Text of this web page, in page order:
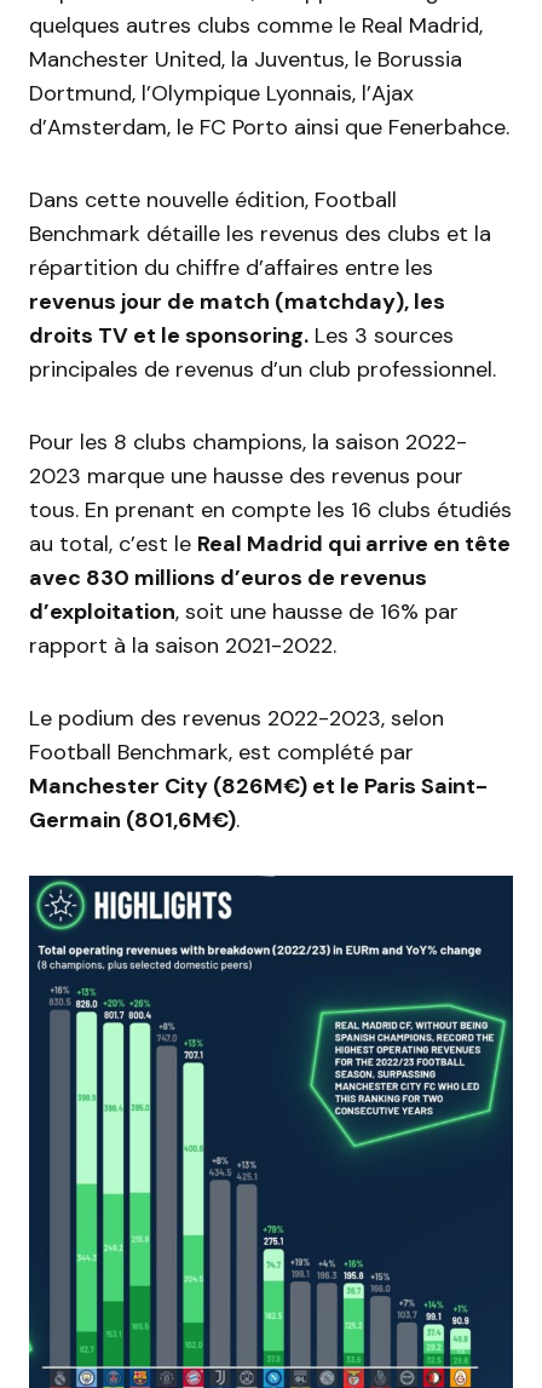
quelques autres clubs comme le Real Madrid,
Manchester United, la Juventus, le Borussia
Dortmund, l’Olympique Lyonnais, l’Ajax
d’Amsterdam, le FC Porto ainsi que Fenerbahce.
Dans cette nouvelle édition, Football
Benchmark détaille les revenus des clubs et la
répartition du chiffre d’affaires entre les
revenus jour de match (matchday), les
droits TV et le sponsoring. Les 3 sources
principales de revenus d’un club professionnel.
Pour les 8 clubs champions, la saison 2022-
2023 marque une hausse des revenus pour
tous. En prenant en compte les 16 clubs étudiés
au total, c’est le Real Madrid qui arrive en tête
avec 830 millions d’euros de revenus
d’exploitation, soit une hausse de 16% par
rapport à la saison 2021-2022.
Le podium des revenus 2022-2023, selon
Football Benchmark, est complété par
Manchester City (826M€) et le Paris Saint-
Germain (801,6M€).